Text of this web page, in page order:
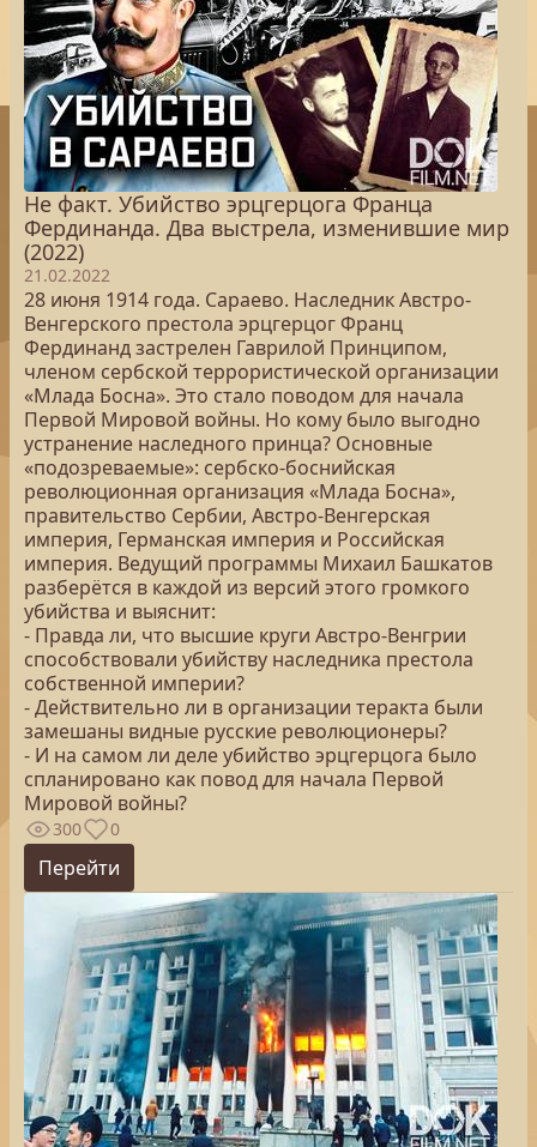
Не факт. Убийство эрцгерцога Франца
Фердинанда. Два выстрела, изменившие мир
(2022)
21.02.2022
28 июня 1914 года. Сараево. Наследник Австро-
Венгерского престола эрцгерцог Франц
Фердинанд застрелен Гаврилой Принципом,
членом сербской террористической организации
«Млада Босна». Это стало поводом для начала
Первой Мировой войны. Но кому было выгодно
устранение наследного принца? Основные
«подозреваемые»: сербско-боснийская
революционная организация «Млада Босна»,
правительство Сербии, Австро-Венгерская
империя, Германская империя и Российская
империя. Ведущий программы Михаил Башкатов
разберётся в каждой из версий этого громкого
убийства и выяснит:
- Правда ли, что высшие круги Австро-Венгрии
способствовали убийству наследника престола
собственной империи?
- Действительно ли в организации теракта были
замешаны видные русские революционеры?
- И на самом ли деле убийство эрцгерцога было
спланировано как повод для начала Первой
Мировой войны?
300 0
Перейти